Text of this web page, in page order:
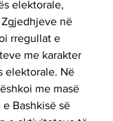
elektorale,
në
rregullat e
me karakter
elektorale. Në
me masë
Bashkisë së